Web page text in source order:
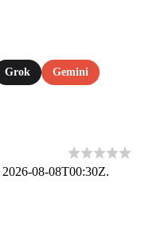
Grok Gemini
2026-08-08T00:30Z.